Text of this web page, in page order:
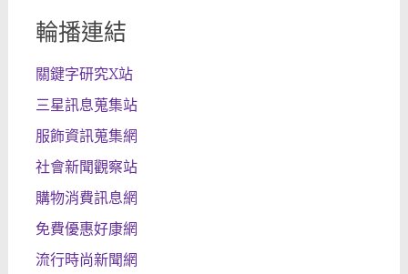
輪播連結
關鍵字研究X站
三星訊息蒐集站
服飾資訊蒐集網
社會新聞觀察站
購物消費訊息網
免費優惠好康網
流行時尚新聞網